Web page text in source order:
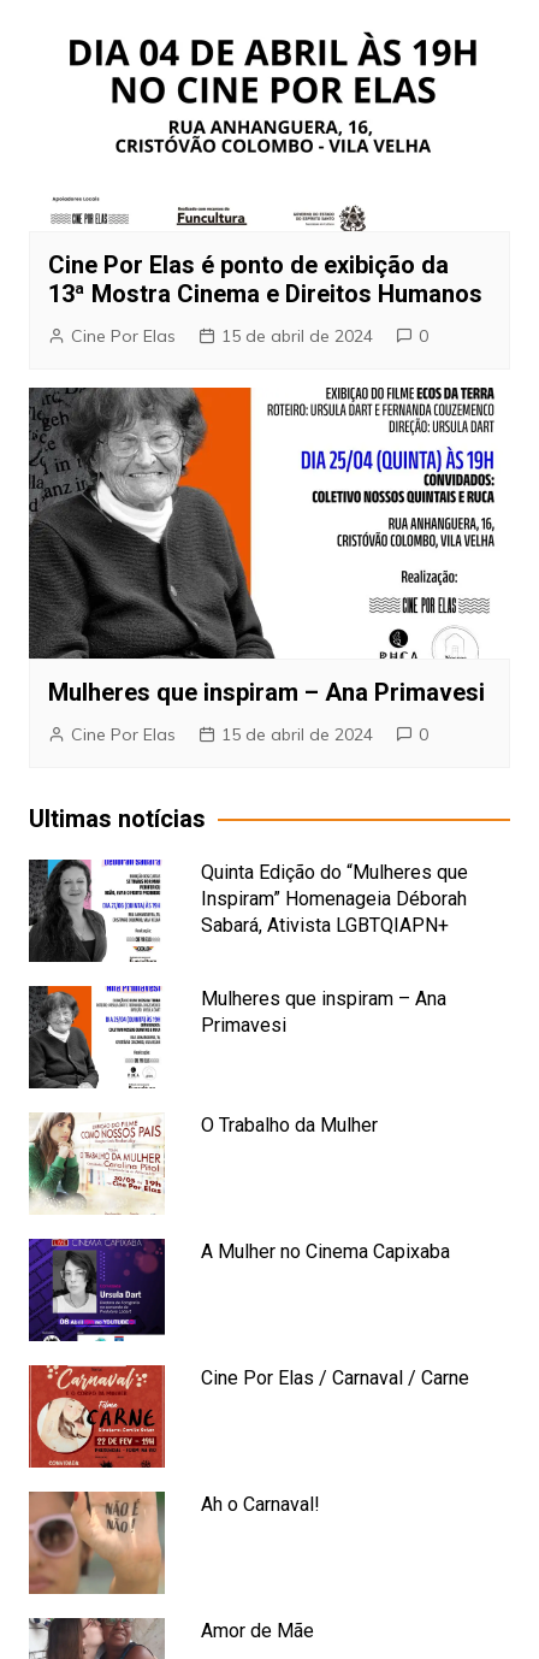
Cine Por Elas é ponto de exibição da
13ª Mostra Cinema e Direitos Humanos
Cine Por Elas 15 de abril de 2024 0
Mulheres que inspiram – Ana Primavesi
Cine Por Elas 15 de abril de 2024 0
Ultimas notícias
Quinta Edição do “Mulheres que
Inspiram” Homenageia Déborah
Sabará, Ativista LGBTQIAPN+
Mulheres que inspiram – Ana
Primavesi
O Trabalho da Mulher
A Mulher no Cinema Capixaba
Cine Por Elas / Carnaval / Carne
Ah o Carnaval!
Amor de Mãe